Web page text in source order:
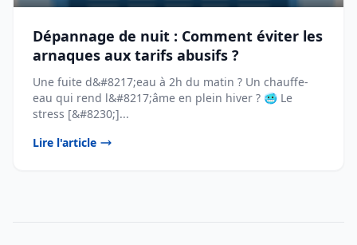
Dépannage de nuit : Comment éviter les
arnaques aux tarifs abusifs ?
Une fuite d&#8217;eau à 2h du matin ? Un chauffe-
eau qui rend l&#8217;âme en plein hiver ? 🥶 Le
stress [&#8230;]...
Lire l'article